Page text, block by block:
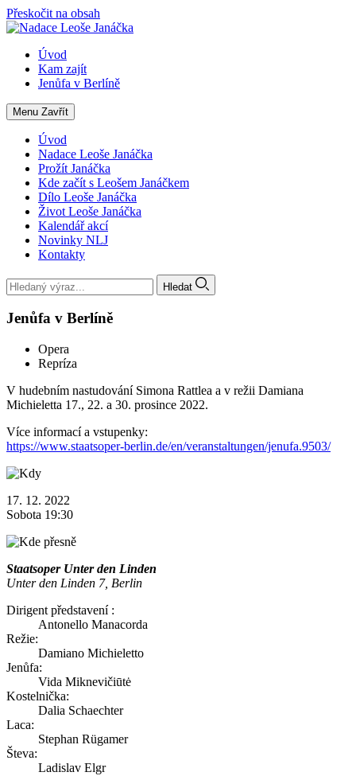
Přeskočit na obsah
Úvod
Kam zajít
Jenůfa v Berlíně
Menu Zavřít
Úvod
Nadace Leoše Janáčka
Prožít Janáčka
Kde začít s Leošem Janáčkem
Dílo Leoše Janáčka
Život Leoše Janáčka
Kalendář akcí
Novinky NLJ
Kontakty
Hledat
Jenůfa v Berlíně
Opera
Repríza
V hudebním nastudování Simona Rattlea a v režii Damiana
Michieletta 17., 22. a 30. prosince 2022.
Více informací a vstupenky:
https://www.staatsoper-berlin.de/en/veranstaltungen/jenufa.9503/
17. 12. 2022
Sobota 19:30
Staatsoper Unter den Linden
Unter den Linden 7, Berlin
Dirigent představení :
Antonello Manacorda
Režie:
Damiano Michieletto
Jenůfa:
Vida Miknevičiūtė
Kostelnička:
Dalia Schaechter
Laca:
Stephan Rügamer
Števa:
Ladislav Elgr